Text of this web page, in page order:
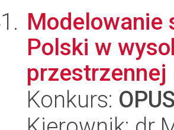
Modelowanie
Polski w
przestrzennej
Konkurs: